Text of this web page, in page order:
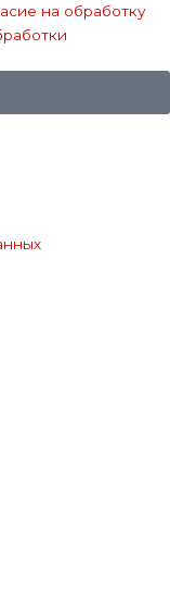
на обработку